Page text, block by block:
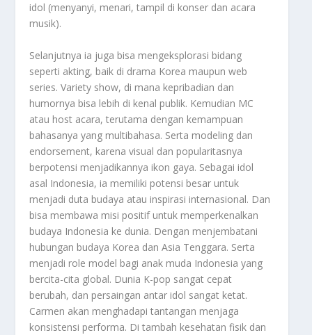
idol (menyanyi, menari, tampil di konser dan acara
musik).
Selanjutnya ia juga bisa mengeksplorasi bidang
seperti akting, baik di drama Korea maupun web
series. Variety show, di mana kepribadian dan
humornya bisa lebih di kenal publik. Kemudian MC
atau host acara, terutama dengan kemampuan
bahasanya yang multibahasa. Serta modeling dan
endorsement, karena visual dan popularitasnya
berpotensi menjadikannya ikon gaya. Sebagai idol
asal Indonesia, ia memiliki potensi besar untuk
menjadi duta budaya atau inspirasi internasional. Dan
bisa membawa misi positif untuk memperkenalkan
budaya Indonesia ke dunia. Dengan menjembatani
hubungan budaya Korea dan Asia Tenggara. Serta
menjadi role model bagi anak muda Indonesia yang
bercita-cita global. Dunia K-pop sangat cepat
berubah, dan persaingan antar idol sangat ketat.
Carmen akan menghadapi tantangan menjaga
konsistensi performa. Di tambah kesehatan fisik dan